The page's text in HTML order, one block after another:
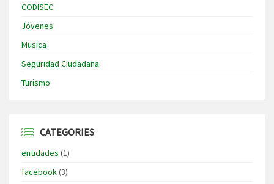
CODISEC
Jóvenes
Musica
Seguridad Ciudadana
Turismo
CATEGORIES
entidades (1)
facebook(3)